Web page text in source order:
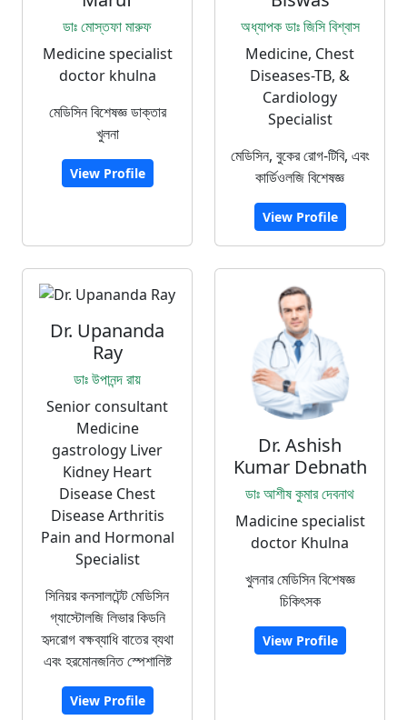
ডাঃ মোস্তফা মারুফ
Medicine specialist
doctor khulna
মেডিসিন বিশেষজ্ঞ ডাক্তার
খুলনা
View Profile
অধ্যাপক ডাঃ জিসি বিশ্বাস
Medicine, Chest
Diseases-TB, &
Cardiology
Specialist
মেডিসিন, বুকের রোগ-টিবি, এবং
কার্ডিওলজি বিশেষজ্ঞ
View Profile
Dr. Upananda
Ray
ডাঃ উপানন্দ রায়
Senior consultant
Medicine
gastrology Liver
Kidney Heart
Disease Chest
Disease Arthritis
Pain and Hormonal
Specialist
সিনিয়র কনসালটেন্ট মেডিসিন
গ্যাস্টোলজি লিভার কিডনি
হৃদরোগ বক্ষব্যাধি বাতের ব্যথা
এবং হরমোনজনিত স্পেশালিষ্ট
View Profile
Dr. Ashish
Kumar Debnath
ডাঃ আশীষ কুমার দেবনাথ
Madicine specialist
doctor Khulna
খুলনার মেডিসিন বিশেষজ্ঞ
চিকিৎসক
View Profile